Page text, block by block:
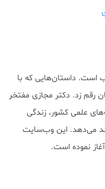
است. داستان‌هایی که با
رقم زد. دکتر مجازی مفتخر
علمی کشور، زندگی
می‌دهد. این وب‌سایت